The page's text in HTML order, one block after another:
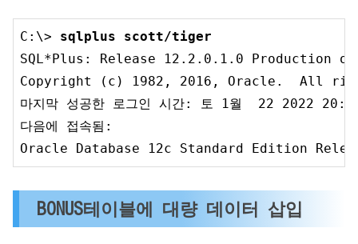
C:\> sqlplus scott/tiger
SQL*Plus: Release
12.2 .0 .1 .0 Production
Copyright (c)
1982 , 2016 , Oracle.  All
마지막 성공한 로그인 시간: 토
1월 22 2022 20 :
다음에 접속됨:
Oracle Database
12c Standard Edition
BONUS테이블에 대량 데이터 삽입